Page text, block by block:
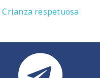
Crianza respetuosa